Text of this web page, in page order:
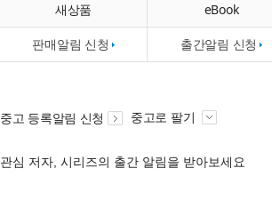
새상품 eBook
판매알림 신청 출간알림 신청
중고 등록알림 신청 중고로 팔기
관심 저자, 시리즈의 출간 알림을 받아보세요